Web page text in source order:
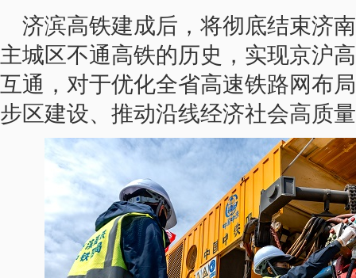
济滨高铁建成后，将彻底结束济
主城区不通高铁的历史，实现京沪
互通，对于优化全省高速铁路网布
步区建设、推动沿线经济社会高质